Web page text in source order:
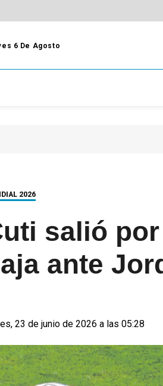
6 De Agosto
2026
salió
ante
23 de junio de 2026 a las 05:28